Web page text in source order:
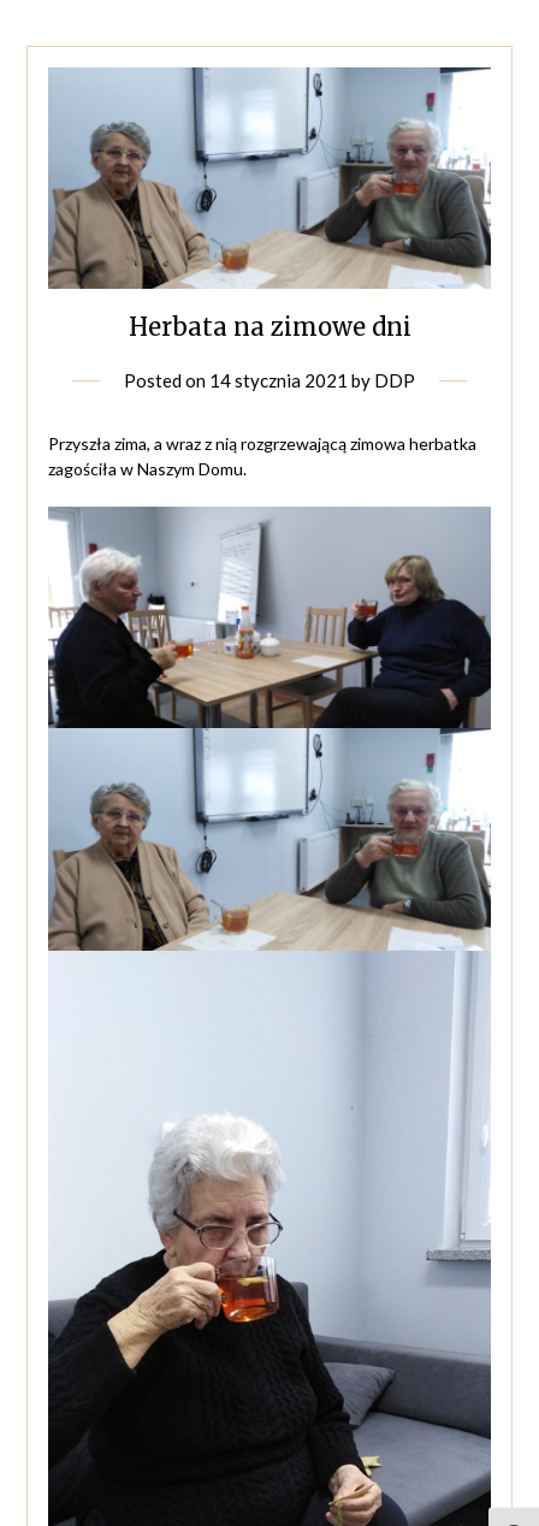
Herbata na zimowe dni
Posted on 14 stycznia 2021 by DDP
Przyszła zima, a wraz z nią rozgrzewającą zimowa herbatka
zagościła w Naszym Domu.